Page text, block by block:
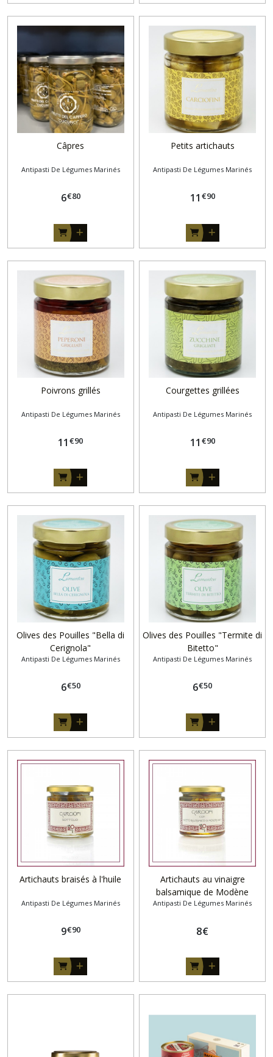
Câpres
Antipasti De Légumes Marinés
6€80
Petits artichauts
Antipasti De Légumes Marinés
11 €90
Poivrons grillés
Antipasti De Légumes Marinés
11 €90
Courgettes grillées
Antipasti De Légumes Marinés
11 €90
Olives des Pouilles "Bella di
Cerignola"
Antipasti De Légumes Marinés
6€50
Olives des Pouilles "Termite di
Bitetto"
Antipasti De Légumes Marinés
6€50
Artichauts braisés à l'huile
Antipasti De Légumes Marinés
9€90
Artichauts au vinaigre
balsamique de Modène
Antipasti De Légumes Marinés
8€